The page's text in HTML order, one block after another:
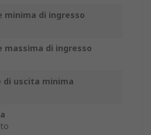
minima di ingresso
massima di ingresso
di uscita minima